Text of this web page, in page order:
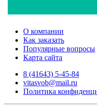
О компании
Как заказать
Популярные вопросы
Карта сайта
8 (41643) 5-45-84
vitasvob@mail.ru
Политика